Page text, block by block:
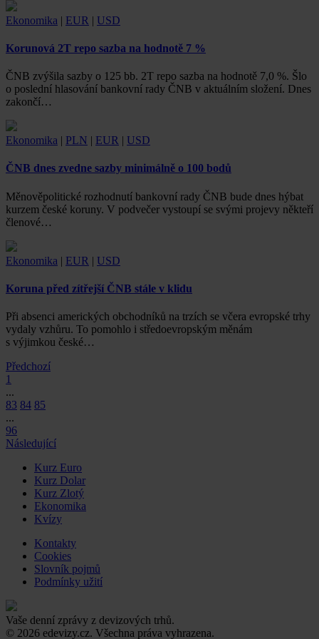
Ekonomika | EUR | USD
Korunová 2T repo sazba na hodnotě 7 %
ČNB zvýšila sazby o 125 bb. 2T repo sazba na hodnotě 7,0 %. Šlo
o poslední hlasování bankovní rady ČNB v aktuálním složení. Dnes
zakončí…
Ekonomika | PLN | EUR | USD
ČNB dnes zvedne sazby minimálně o 100 bodů
Měnověpolitické rozhodnutí bankovní rady ČNB bude dnes hýbat
kurzem české koruny. V podvečer vystoupí se svými projevy někteří
členové…
Ekonomika | EUR | USD
Koruna před zítřejší ČNB stále v klidu
Při absenci amerických obchodníků na trzích se včera evropské trhy
vydaly vzhůru. To pomohlo i středoevropským měnám
s výjimkou české…
Předchozí
1
...
83 84 85
...
96
Následující
Kurz Euro
Kurz Dolar
Kurz Zlotý
Ekonomika
Kvízy
Kontakty
Cookies
Slovník pojmů
Podmínky užití
Vaše denní zprávy z devizových trhů.
© 2026 edevizy.cz. Všechna práva vyhrazena.